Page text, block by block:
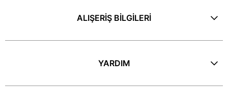
ALIŞERİŞ BİLGİLERİ
YARDIM